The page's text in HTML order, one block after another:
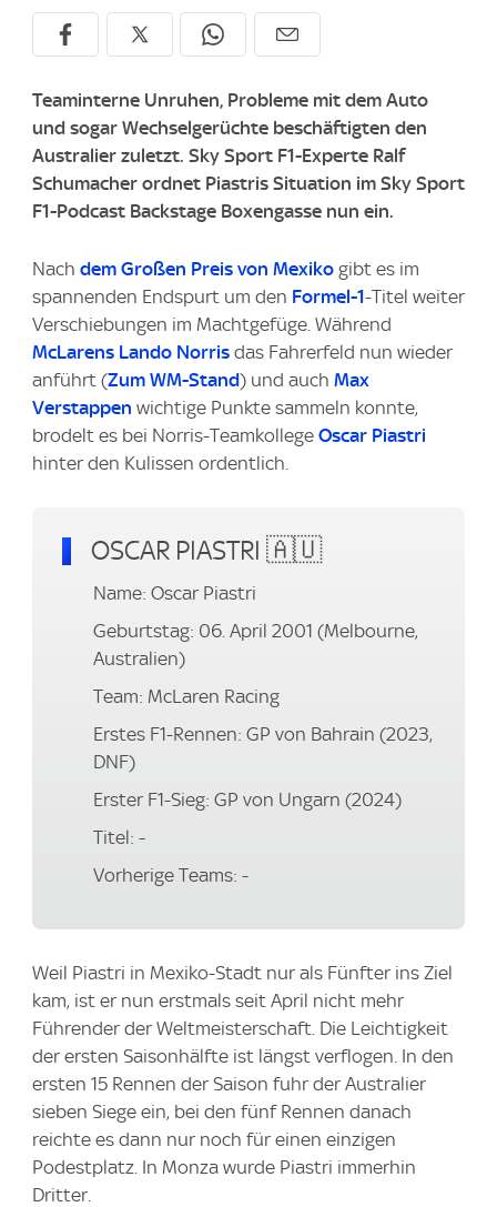
Teaminterne Unruhen, Probleme mit dem Auto
und sogar Wechselgerüchte beschäftigten den
Australier zuletzt. Sky Sport F1-Experte Ralf
Schumacher ordnet Piastris Situation im Sky Sport
F1-Podcast Backstage Boxengasse nun ein.
Nach dem Großen Preis von Mexiko gibt es im
spannenden Endspurt um den Formel-1-Titel weiter
Verschiebungen im Machtgefüge. Während
McLarens Lando Norris das Fahrerfeld nun wieder
anführt (Zum WM-Stand) und auch Max
Verstappen wichtige Punkte sammeln konnte,
brodelt es bei Norris-Teamkollege Oscar Piastri
hinter den Kulissen ordentlich.
OSCAR PIASTRI 🇦🇺
Name: Oscar Piastri
Geburtstag: 06. April 2001 (Melbourne,
Australien)
Team: McLaren Racing
Erstes F1-Rennen: GP von Bahrain (2023,
DNF)
Erster F1-Sieg: GP von Ungarn (2024)
Titel: -
Vorherige Teams: -
Weil Piastri in Mexiko-Stadt nur als Fünfter ins Ziel
kam, ist er nun erstmals seit April nicht mehr
Führender der Weltmeisterschaft. Die Leichtigkeit
der ersten Saisonhälfte ist längst verflogen. In den
ersten 15 Rennen der Saison fuhr der Australier
sieben Siege ein, bei den fünf Rennen danach
reichte es dann nur noch für einen einzigen
Podestplatz. In Monza wurde Piastri immerhin
Dritter.